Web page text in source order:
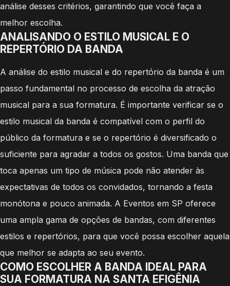
análise desses critérios, garantindo que você faça a
melhor escolha.
ANALISANDO O ESTILO MUSICAL E O
REPERTÓRIO DA BANDA
A análise do estilo musical e do repertório da banda é um
passo fundamental no processo de escolha da atração
musical para a sua formatura. É importante verificar se o
estilo musical da banda é compatível com o perfil do
público da formatura e se o repertório é diversificado o
suficiente para agradar a todos os gostos. Uma banda que
toca apenas um tipo de música pode não atender às
expectativas de todos os convidados, tornando a festa
monótona e pouco animada. A Eventos em SP oferece
uma ampla gama de opções de bandas, com diferentes
estilos e repertórios, para que você possa escolher aquela
que melhor se adapta ao seu evento.
COMO ESCOLHER A BANDA IDEAL PARA
SUA FORMATURA NA SANTA EFIGÊNIA